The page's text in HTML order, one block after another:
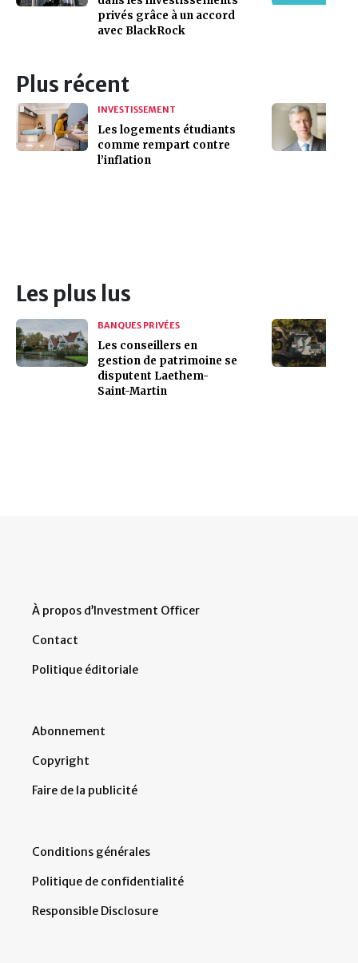
privés grâce à un accord
avec BlackRock
Plus récent
INVESTISSEMENT
Les logements étudiants
comme rempart contre
l’inflation
Les plus lus
BANQUES PRIVÉES
Les conseillers en
gestion de patrimoine se
disputent Laethem-
Saint-Martin
À propos d’Investment Officer
Contact
Politique éditoriale
Abonnement
Copyright
Faire de la publicité
Conditions générales
Politique de confidentialité
Responsible Disclosure